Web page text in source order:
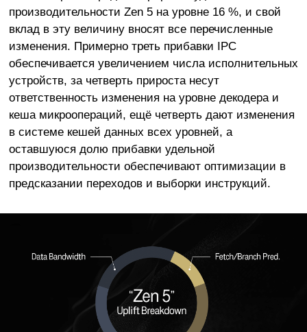
производительности Zen 5 на уровне 16 %, и свой
вклад в эту величину вносят все перечисленные
изменения. Примерно треть прибавки IPC
обеспечивается увеличением числа исполнительных
устройств, за четверть прироста несут
ответственность изменения на уровне декодера и
кеша микроопераций, ещё четверть дают изменения
в системе кешей данных всех уровней, а
оставшуюся долю прибавки удельной
производительности обеспечивают оптимизации в
предсказании переходов и выборки инструкций.